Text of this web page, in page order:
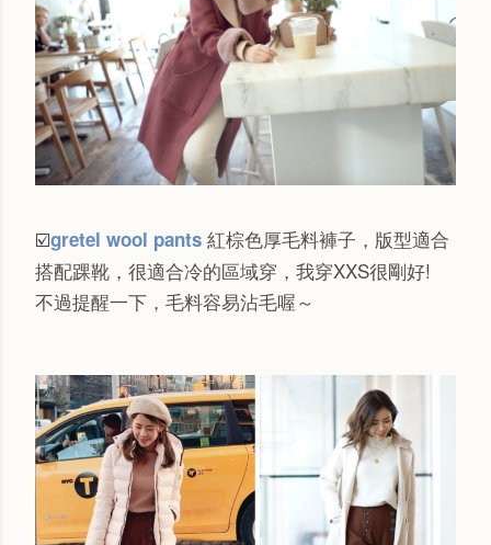
☑️gretel wool pants 紅棕色厚毛料褲子， 版型適合
搭配踝靴，很適合冷的區域穿，我穿XXS很剛好!
不過提醒一下，毛料容易沾毛喔～